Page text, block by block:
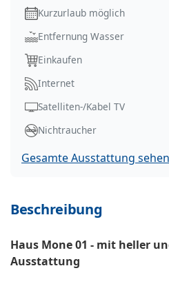
Kurzurlaub möglich
Entfernung Wasser
Einkaufen
Internet
Satelliten-/Kabel TV
Nichtraucher
Gesamte Ausstattung sehen
Beschreibung
Haus Mone 01 - mit heller
Ausstattung